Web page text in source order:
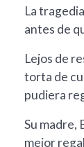
La
antes de
Lejos de
torta de
pudiera
Su madre,
mejor